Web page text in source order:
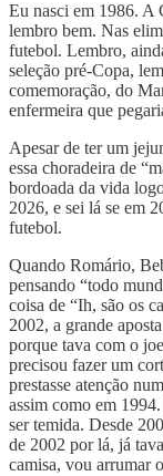
Eu nasci em 1986. A
lembro bem. Nas
futebol. Lembro,
seleção pré-Copa,
comemoração, do
enfermeira que
Apesar de ter um
essa choradeira de
bordoada da vida
2026, e sei lá se em
futebol.
Quando Romário,
pensando “todo
coisa de “Ih, são os
2002, a grande
porque tava com o
precisou fazer um
prestasse atenção
assim como em
ser temida. Desde
de 2002 por lá, já
camisa, vou arrumar